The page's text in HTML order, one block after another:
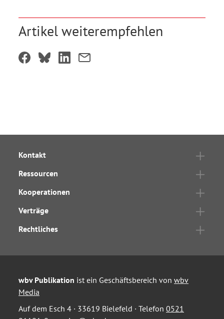
Artikel weiterempfehlen
Kontakt
Ressourcen
Kooperationen
Verträge
Rechtliches
wbv Publikation ist ein Geschäftsbereich von wbv
Media
Auf dem Esch 4 · 33619 Bielefeld · Telefon 0521